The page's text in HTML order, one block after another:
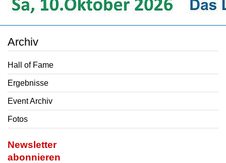
Archiv
Hall of Fame
Ergebnisse
Event Archiv
Fotos
Newsletter
abonnieren